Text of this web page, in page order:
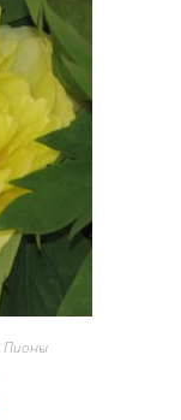
Пионы